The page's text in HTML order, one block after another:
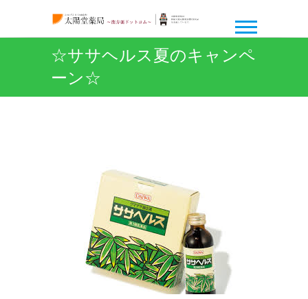
☆ササヘルス夏のキャンペ
ーン☆